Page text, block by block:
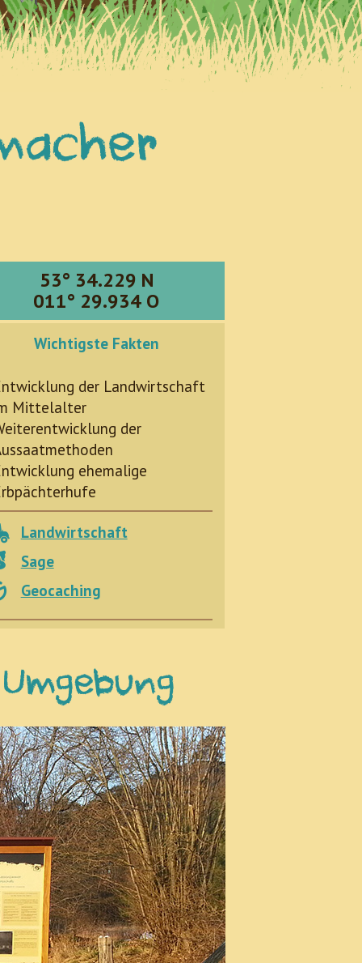
53° 34.229 N
011° 29.934 O
Wichtigste Fakten
der Landwirtschaft
Mittelalter
der
ehemalige
Landwirtschaft
Sage
Geocaching